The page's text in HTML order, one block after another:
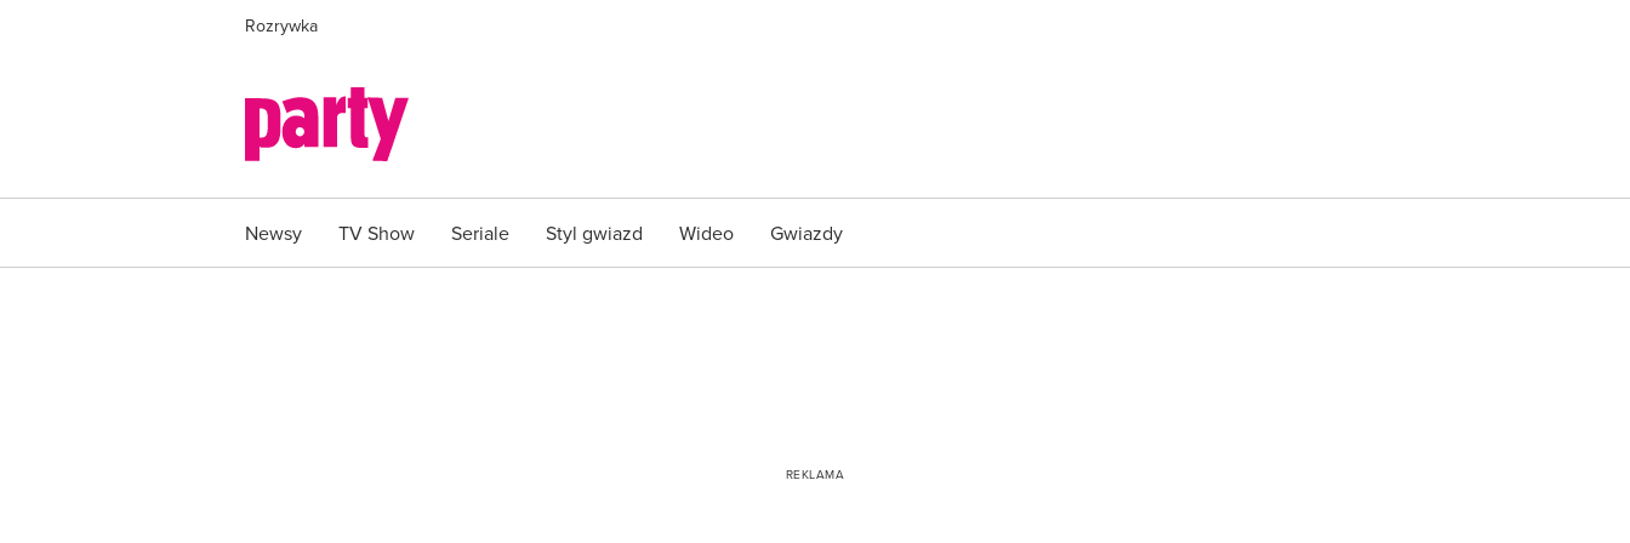
Rozrywka
Newsy TV Show Seriale Styl gwiazd Wideo Gwiazdy